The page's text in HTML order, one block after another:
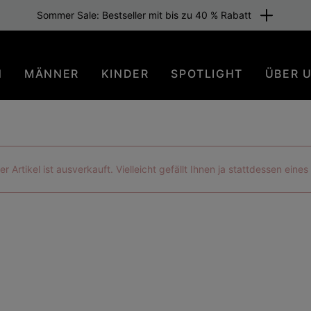
Sommer Sale: Bestseller mit bis zu 40 % Rabatt
MÄNNER KINDER SPOTLIGHT ÜBER
Artikel ist ausverkauft. Vielleicht gefällt Ihnen ja stattdessen